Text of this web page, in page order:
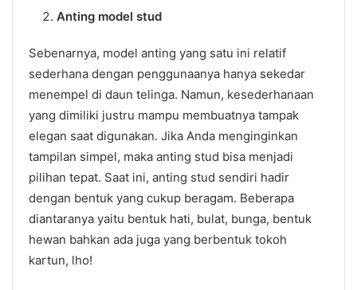
Anting model stud
Sebenarnya, model anting yang satu ini relatif
sederhana dengan penggunaanya hanya sekedar
menempel di daun telinga. Namun, kesederhanaan
yang dimiliki justru mampu membuatnya tampak
elegan saat digunakan. Jika Anda menginginkan
tampilan simpel, maka anting stud bisa menjadi
pilihan tepat. Saat ini, anting stud sendiri hadir
dengan bentuk yang cukup beragam. Beberapa
diantaranya yaitu bentuk hati, bulat, bunga, bentuk
hewan bahkan ada juga yang berbentuk tokoh
kartun, lho!